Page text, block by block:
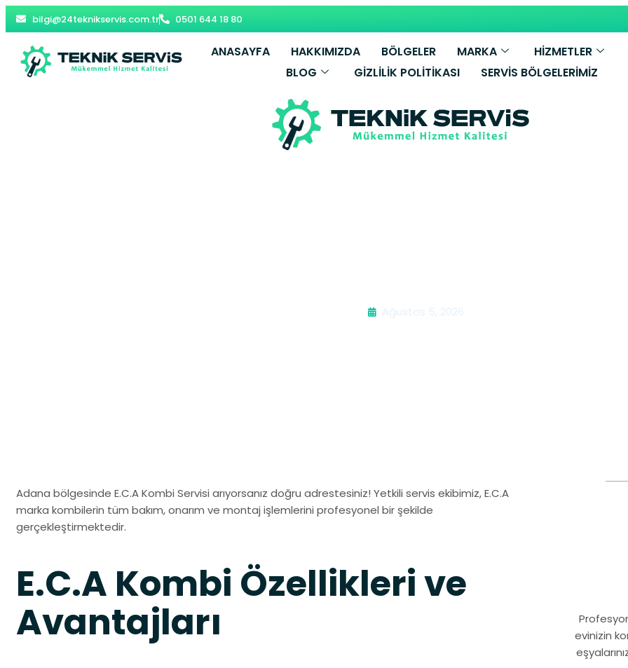
bilgi@24teknikservis.com.tr 0501 644 18 80
ANASAYFA HAKKIMIZDA BÖLGELER MARKA HİZMETLER
BLOG
GIZLILIK POLITIKASI SERVIS BÖLGELERIMIZ
Ağustos 5, 2026
Adana bölgesinde E.C.A Kombi Servisi arıyorsanız doğru adrestesiniz! Yetkili servis ekibimiz, E.C.A
marka kombilerin tüm bakım, onarım ve montaj işlemlerini profesyonel bir şekilde
gerçekleştirmektedir.
E.C.A Kombi Özellikleri ve
Avantajları
evinizin